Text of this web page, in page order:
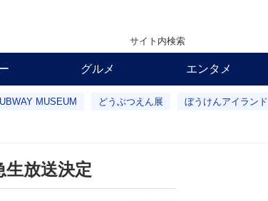
サイト内検索
グルメ エンタメ
MUSEUM どうぶつえん展 ぼうけんアイランド
放送決定